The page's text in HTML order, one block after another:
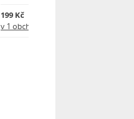
199 Kč
v 1 obchodě